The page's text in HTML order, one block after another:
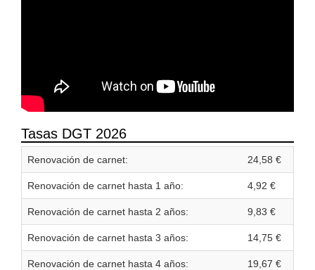
Tasas DGT 2026
Renovación de carnet: 24,58 €
Renovación de carnet hasta 1 año: 4,92 €
Renovación de carnet hasta 2 años: 9,83 €
Renovación de carnet hasta 3 años: 14,75 €
Renovación de carnet hasta 4 años: 19,67 €